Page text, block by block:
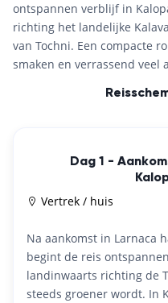
ontspannen verblijf in
richting het landelijke
van Tochni. Een compacte
smaken en verrassend veel
Dag 1 -
Vertrek / huis
Na aankomst in Larnaca
begint de reis
landinwaarts richting de
steeds groener wordt. In